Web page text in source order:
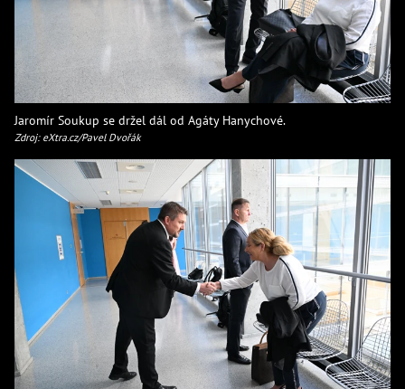
Jaromír Soukup se držel dál od Agáty Hanychové.
Zdroj: eXtra.cz/Pavel Dvořák